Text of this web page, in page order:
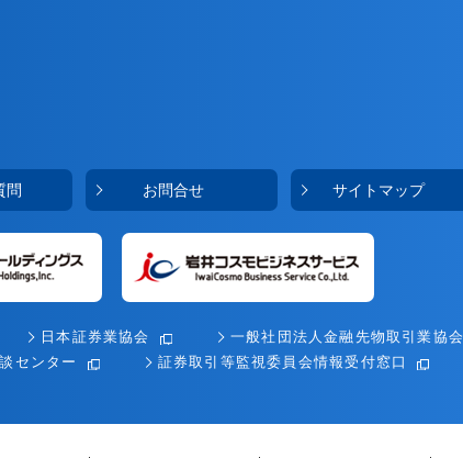
問 お問合せ サイトマップ
日本証券業協会
一般社団法人金融先物取引業協会
センター 証券取引等監視委員会情報受付窓口